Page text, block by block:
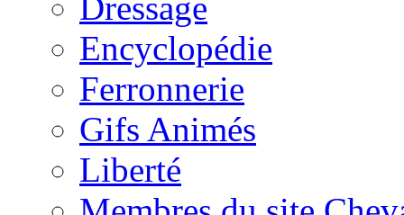
Encyclopédie
Ferronnerie
Gifs Animés
Liberté